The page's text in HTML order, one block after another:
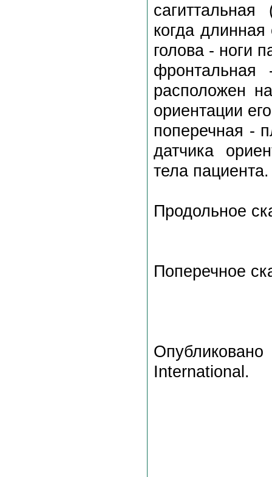
когда
голова - ноги
фронтальная
расположен
ориентации
поперечная -
датчика
тела пациента.
Продольное
Поперечное
International.